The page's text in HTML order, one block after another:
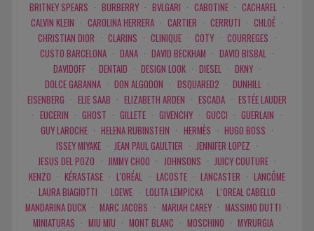
BRITNEY SPEARS · BURBERRY · BVLGARI · CABOTINE · CACHAREL ·
CALVIN KLEIN · CAROLINA HERRERA · CARTIER · CERRUTI · CHLOÉ ·
CHRISTIAN DIOR · CLARINS · CLINIQUE · COTY · COURREGES ·
CUSTO BARCELONA · DANA · DAVID BECKHAM · DAVID BISBAL ·
DAVIDOFF · DENTAID · DESIGN LOOK · DIESEL · DKNY ·
DOLCE GABANNA · DON ALGODON · DSQUARED2 · DUNHILL ·
EISENBERG · ELIE SAAB · ELIZABETH ARDEN · ESCADA · ESTÉE LAUDER
· EUCERIN · GHOST · GILLETE · GIVENCHY · GUCCI · GUERLAIN ·
GUY LAROCHE · HELENA RUBINSTEIN · HERMÈS · HUGO BOSS ·
ISSEY MIYAKE · JEAN PAUL GAULTIER · JENNIFER LOPEZ ·
JESUS DEL POZO · JIMMY CHOO · JOHNSONS · JUICY COUTURE ·
KENZO · KÉRASTASE · L'ORÉAL · LACOSTE · LANCASTER · LANCÔME
· LAURA BIAGIOTTI · LOEWE · LOLITA LEMPICKA · L`OREAL CABELLO ·
MANDARINA DUCK · MARC JACOBS · MARIAH CAREY · MASSIMO DUTTI ·
MINIATURAS · MIU MIU · MONT BLANC · MOSCHINO · MYRURGIA ·